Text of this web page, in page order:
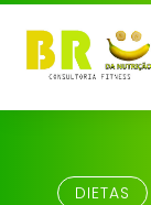
DIETAS